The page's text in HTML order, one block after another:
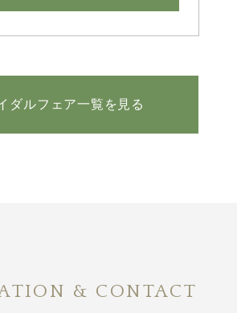
ダルフェア一覧を見る
& CONTACT